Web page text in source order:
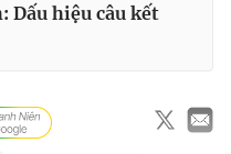
Dấu hiệu câu kết